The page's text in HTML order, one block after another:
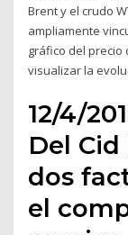
Brent y el crudo
ampliamente
gráfico del
visualizar la
12/4/
Del
dos
el